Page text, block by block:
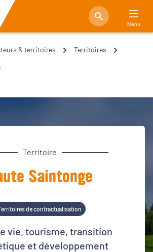
Menu
& territoires Territoires
Territoire
Saintonge
de contractualisation
vie, tourisme, transition
et développement